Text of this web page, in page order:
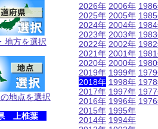
地方を選択
地点を選択
上椎葉
2026年
2025年
2024年
2023年
2022年
2021年
2020年
2019年
2018年
2017年
2016年
2015年
2014年
2006年
2005年
2004年
2003年
2002年
2001年
2000年
1999年
1998年
1997年
1996年
1995年
1994年